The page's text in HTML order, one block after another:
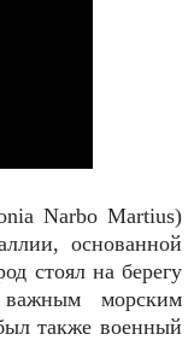
Narbo Martius)
основанной
стоял на берегу
морским
также военный